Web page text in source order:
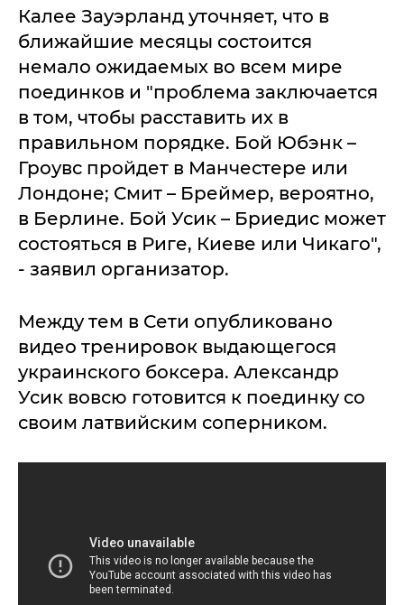
Калее Зауэрланд уточняет, что в
ближайшие месяцы состоится
немало ожидаемых во всем мире
поединков и "проблема заключается
в том, чтобы расставить их в
правильном порядке. Бой Юбэнк –
Гроувс пройдет в Манчестере или
Лондоне; Смит – Бреймер, вероятно,
в Берлине. Бой Усик – Бриедис может
состояться в Риге, Киеве или Чикаго",
- заявил организатор.
Между тем в Сети опубликовано
видео тренировок выдающегося
украинского боксера. Александр
Усик вовсю готовится к поединку со
своим латвийским соперником.